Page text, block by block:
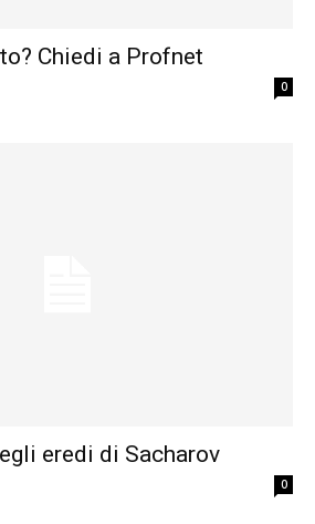
Chiedi a Profnet
0
eredi di Sacharov
0